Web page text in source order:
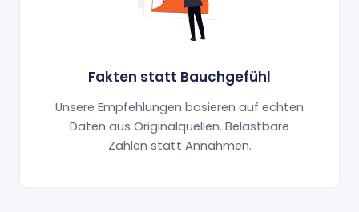
Fakten statt Bauchgefühl
Unsere Empfehlungen basieren auf echten
Daten aus Originalquellen. Belastbare
Zahlen statt Annahmen.